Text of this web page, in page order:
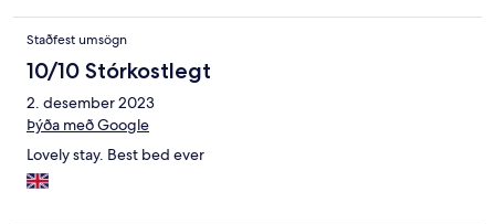
Staðfest umsögn
10/10 Stórkostlegt
2. desember 2023
Þýða með Google
Lovely stay. Best bed ever